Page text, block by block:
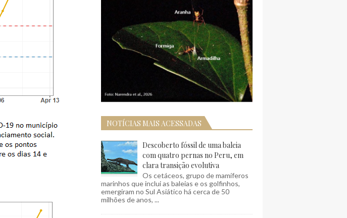
NOTÍCIAS MAIS ACESSADAS
Descoberto fóssil de uma baleia
com quatro pernas no Peru, em
clara transição evolutiva
Os cetáceos, grupo de mamíferos
marinhos que inclui as baleias e os golfinhos,
emergiram no Sul Asiático há cerca de 50
milhões de anos, ...